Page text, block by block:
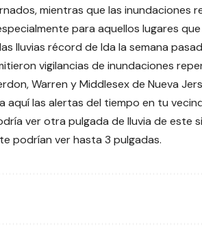
mientras que las inundaciones
para aquellos lugares
lluvias récord de Ida la semana
vigilancias de inundaciones
Warren y Middlesex de Nueva
aquí las alertas del tiempo en tu
ver otra pulgada de lluvia de este
podrían ver hasta 3 pulgadas.